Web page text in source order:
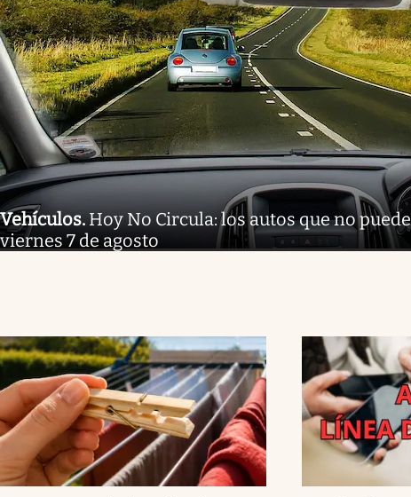
Vehículos. Hoy No Circula: los autos que no
viernes 7 de agosto